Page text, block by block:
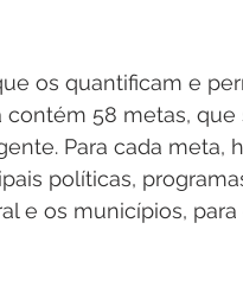
os quantificam e
58 metas, que
Para cada meta,
políticas,
e os municípios,